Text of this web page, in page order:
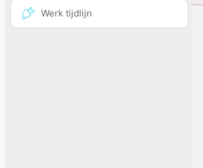
Werk tijdlijn